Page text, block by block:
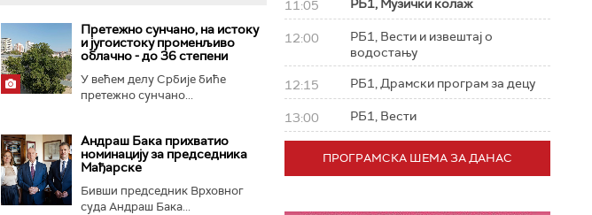
Претежно сунчано, на истоку
и југоистоку променљиво
облачно - до 36 степени
У већем делу Србије биће
претежно сунчано...
Андраш Бака прихватио
номинацију за председника
Мађарске
Бивши председник Врховног
суда Андраш Бака...
11:05 РБ1, Музички колаж
12:00
РБ1, Вести и извештај о
водостању
12:15 РБ1, Драмски програм за децу
13:00 РБ1, Вести
ПРОГРАМСКА ШЕМА ЗА ДАНАС